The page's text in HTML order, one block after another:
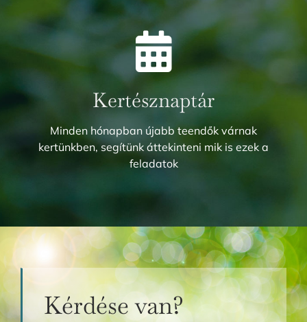
Kertésznaptár
Minden hónapban újabb teendők várnak
kertünkben, segítünk áttekinteni mik is ezek a
feladatok
Kérdése van?